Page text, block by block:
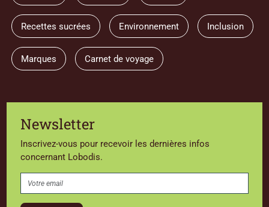
Recettes sucrées Environnement Inclusion
Marques Carnet de voyage
Newsletter
Inscrivez-vous pour recevoir les dernières infos
concernant Lobodis.